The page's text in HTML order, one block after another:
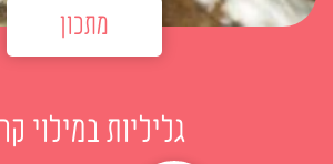
מתכון
גליליות במילוי